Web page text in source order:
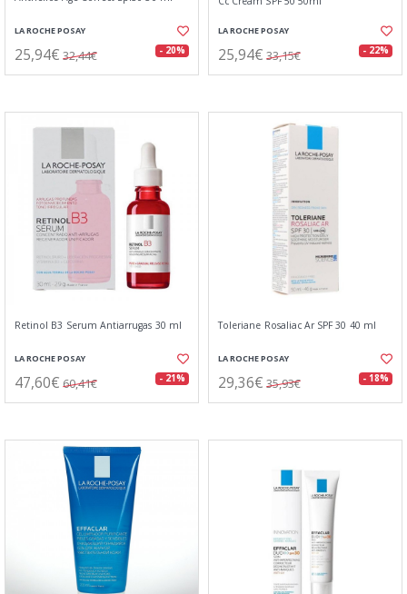
LA ROCHE POSAY
25,94€ 32,44€ - 20%
LA ROCHE POSAY
25,94€ 33,15€ - 22%
Retinol B3 Serum Antiarrugas 30 ml
LA ROCHE POSAY
47,60€ 60,41€ - 21%
Toleriane Rosaliac Ar SPF 30 40 ml
LA ROCHE POSAY
29,36€ 35,93€ - 18%